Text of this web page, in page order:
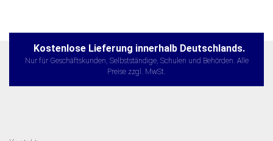
Kostenlose Lieferung innerhalb Deutschlands.
Nur für Geschäftskunden, Selbstständige, Schulen und Behörden. Alle
Preise zzgl. MwSt.